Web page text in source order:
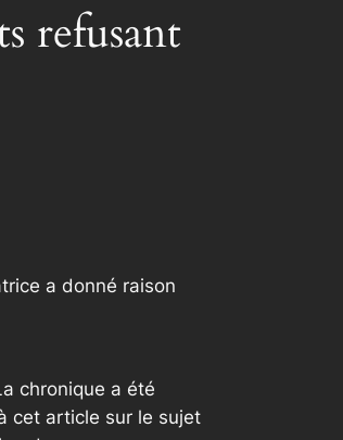
refusant
a donné raison
chronique a été
cet article sur le sujet